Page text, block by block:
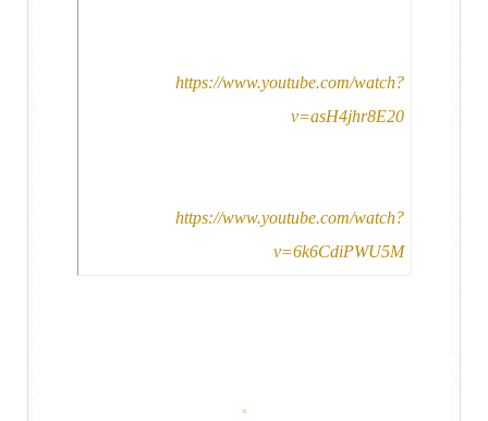
https://www.youtube.com/watch?
v=asH4jhr8E20
https://www.youtube.com/watch?
v=6k6CdiPWU5M
.